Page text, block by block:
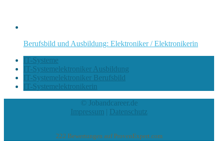
Berufsbild und Ausbildung: Elektroniker / Elektronikerin
IT-Systeme
IT-Systemelektroniker Ausbildung
IT-Systemelektroniker Berufsbild
IT-Systemelektronikerin
© Jobandcareer.de
Impressum | Datenschutz
222 Bewertungen auf ProvenExpert.com